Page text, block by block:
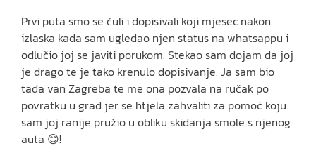
Prvi puta smo se čuli i dopisivali koji mjesec nakon
izlaska kada sam ugledao njen status na whatsappu i
odlučio joj se javiti porukom. Stekao sam dojam da joj
je drago te je tako krenulo dopisivanje. Ja sam bio
tada van Zagreba te me ona pozvala na ručak po
povratku u grad jer se htjela zahvaliti za pomoć koju
sam joj ranije pružio u obliku skidanja smole s njenog
auta 😊!